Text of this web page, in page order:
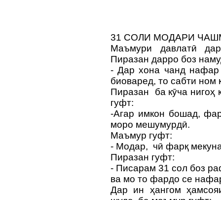
31 СОЛИ МОДАРИ
Маъмури давлатӣ
Пиразан дарро боз
- Дар хона чанд нафар
биоваред, то сабти ном
Пиразан ба кӯча
гуфт:
-Агар имкон бошад,
моро мешумурдӣ.
Маъмур гуфт:
- Модар, чӣ фарқ
Пиразан гуфт:
- Писарам 31 сол боз
ва мо то фардо се
Дар ин ҳангом